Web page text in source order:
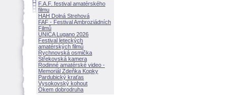
F.A.F. festival amatérského
filmu
HAH Dolná Strehov
FAF - Festival Ambroziádních
Filmů
UNICA Lugano 2026
Festival leteckých
amatérských filmů
Rychnovská osmička
Střekovská kamera
Rodinné amatérské video -
Memoriál Zdeňka Kopky
Pardubický kraťas
Vysokovský kohout
Okem dobrodruha